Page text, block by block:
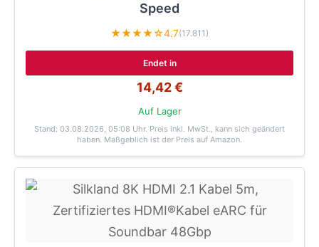
Speed
★★★★☆4.7(17.811)
Endet in
14,42 €
Auf Lager
Stand: 03.08.2026, 05:08 Uhr. Preis inkl. MwSt., kann sich geändert
haben. Maßgeblich ist der Preis auf Amazon.